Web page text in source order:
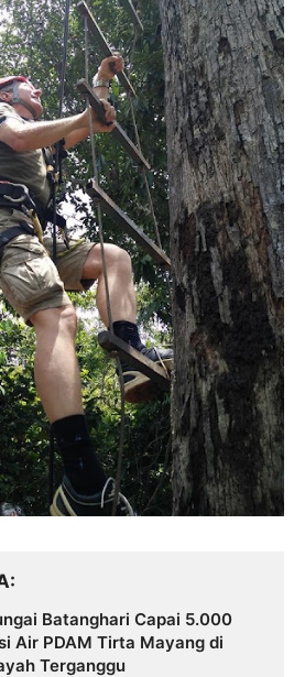
Batanghari Capai 5.000
Air PDAM Tirta Mayang di
Terganggu